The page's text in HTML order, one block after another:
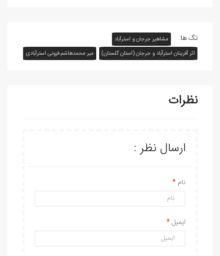
تگ ها:
مشاهیر جرجان و استرآباد
اثر آفرينان استرآباد و جرجان (استان گلستان)
میر محمدهاشم فزونی استرآبادی
نظرات
ارسال نظر :
نام
ایمیل